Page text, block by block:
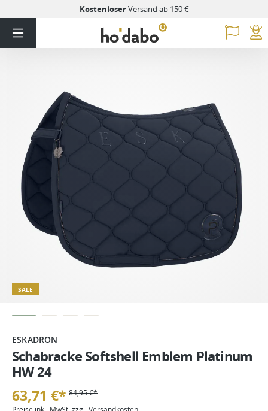
KostenloserVersand ab 150 €
SALE
ESKADRON
Schabracke Softshell Emblem Platinum
HW 24
63,71 €* 84,95 €*